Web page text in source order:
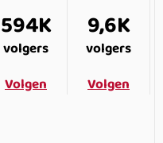
594K
volgers
Volgen
9,6K
volgers
Volgen